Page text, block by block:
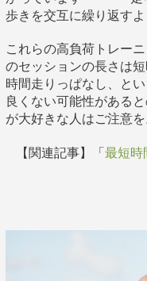
歩きを交互に繰り返す
これらの高負荷トレー
のセッションの長さは
時間走りっぱなし、と
良くない可能性がある
が大好きな人はご注意を
【関連記事】「最短時